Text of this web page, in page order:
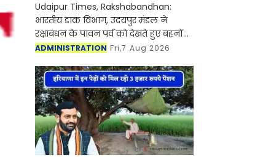
Udaipur Times, Rakshabandhan:
भारतीय डाक विभाग, उदयपुर मंडल ने
रक्षाबंधन के पावन पर्व को देखते हुए बहनों
के स्नेह को समय पर उनके भाइयों तक
के सभी प्रधान डा
ADMINISTRATION Fri,7 Aug 2026